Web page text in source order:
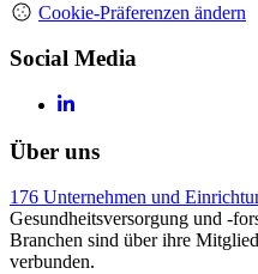
Cookie-Präferenzen ändern
Social Media
Über uns
176 Unternehmen und
Gesundheitsversorgung und -
Branchen sind über ihre
verbunden.